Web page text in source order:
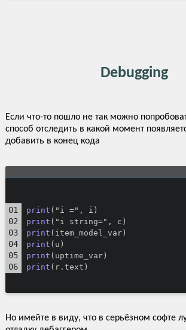
Debugging
Если что-то пошло не так можно
способ отследить в какой момент
добавить в конец кода
print ("i =", i)
print ("i string=", c)
print (item_model_var)
print (u)
print (uptime_var)
print (r.text)
Но имейте в виду, что в серьёзном софте